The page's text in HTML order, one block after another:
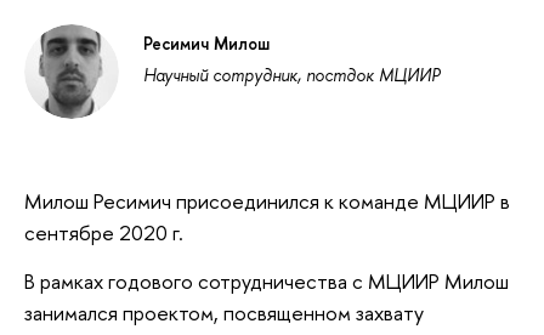
Ресимич Милош
Научный сотрудник, постдок МЦИИР
Милош Ресимич присоединился к команде МЦИИР в
сентябре 2020 г.
В рамках годового сотрудничества с МЦИИР Милош
занимался проектом, посвященном захвату